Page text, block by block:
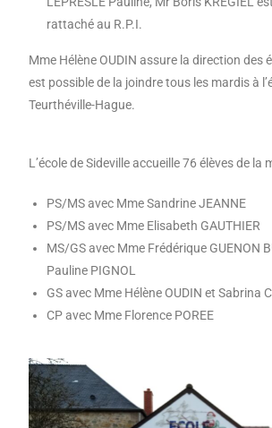
rattaché au R.P.I.
Mme Hélène OUDIN assure la direction des
est possible de la joindre tous les mardis à
Teurthéville-Hague.
L’école de Sideville accueille 76 élèves de la
PS/MS avec Mme Sandrine JEANNE
PS/MS avec Mme Elisabeth GAUTHIER
MS/GS avec Mme Frédérique GUENON
Pauline PIGNOL
GS avec Mme Hélène OUDIN et Sabrina
CP avec Mme Florence POREE